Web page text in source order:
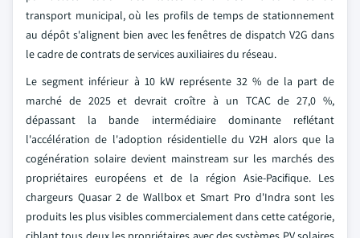
transport municipal, où les profils de temps de stationnement
au dépôt s'alignent bien avec les fenêtres de dispatch V2G dans
le cadre de contrats de services auxiliaires du réseau.
Le segment inférieur à 10 kW représente 32 % de la part de
marché de 2025 et devrait croître à un TCAC de 27,0 %,
dépassant la bande intermédiaire dominante reflétant
l'accélération de l'adoption résidentielle du V2H alors que la
cogénération solaire devient mainstream sur les marchés des
propriétaires européens et de la région Asie-Pacifique. Les
chargeurs Quasar 2 de Wallbox et Smart Pro d'Indra sont les
produits les plus visibles commercialement dans cette catégorie,